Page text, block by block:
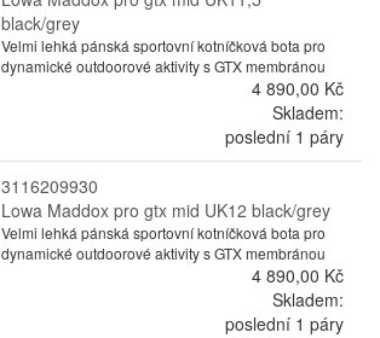
black/grey
Velmi lehká pánská sportovní kotníčková bota pro
dynamické outdoorové aktivity s GTX membránou
4 890,00 Kč
Skladem:
poslední 1 páry
3116209930
Lowa Maddox pro gtx mid UK12 black/grey
Velmi lehká pánská sportovní kotníčková bota pro
dynamické outdoorové aktivity s GTX membránou
4 890,00 Kč
Skladem:
poslední 1 páry